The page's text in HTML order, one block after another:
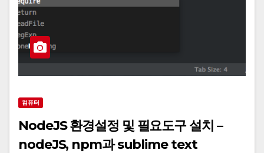
컴퓨터
NodeJS 환경설정 및 필요도구 설치 –
nodeJS, npm과 sublime text